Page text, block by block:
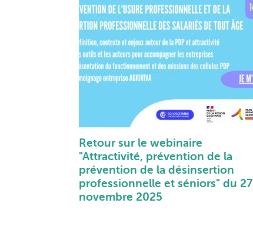
Retour sur le webinaire
"Attractivité, prévention de la
prévention de la désinsertion
professionnelle et séniors" du 27
novembre 2025